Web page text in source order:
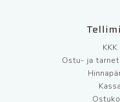
KKK
Ostu- ja
Kassa